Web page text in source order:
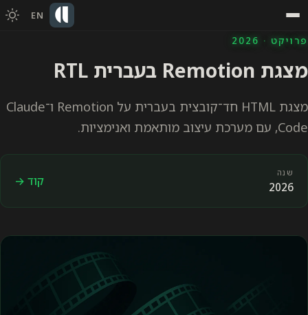
EN
פרויקט · 2026
מצגת Remotion בעברית RTL
מצגת HTML חד־קובצית בעברית על Remotion ו־Claude
Code, עם מערכת עיצוב מותאמת ואנימציות.
שנה
2026 קוד →